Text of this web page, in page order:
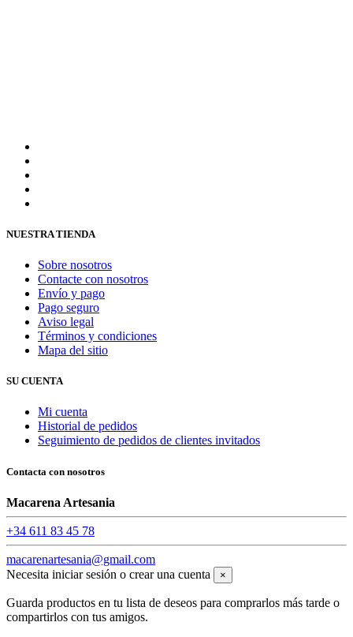
NUESTRA TIENDA
Sobre nosotros
Contacte con nosotros
Envío y pago
Pago seguro
Aviso legal
Términos y condiciones
Mapa del sitio
SU CUENTA
Mi cuenta
Historial de pedidos
Seguimiento de pedidos de clientes invitados
Contacta con nosotros
Macarena Artesania
+34 611 83 45 78
macarenartesania@gmail.com
Necesita iniciar sesión o crear una cuenta
×
Guarda productos en tu lista de deseos para comprarlos más tarde o
compartirlos con tus amigos.